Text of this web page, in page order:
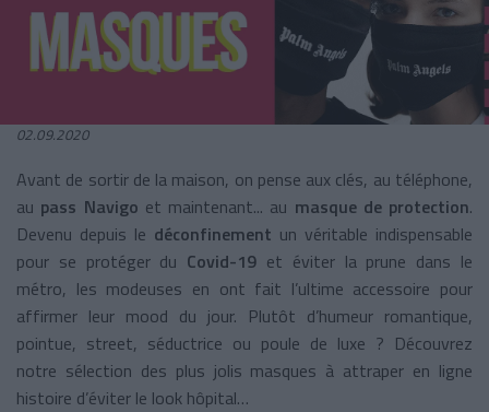
02.09.2020
Avant de sortir de la maison, on pense aux clés, au téléphone,
au pass Navigo et maintenant... au masque de protection.
Devenu depuis le déconfinement un véritable indispensable
pour se protéger du Covid-19 et éviter la prune dans le
métro, les modeuses en ont fait l’ultime accessoire pour
affirmer leur mood du jour. Plutôt d’humeur romantique,
pointue, street, séductrice ou poule de luxe ? Découvrez
notre sélection des plus jolis masques à attraper en ligne
histoire d’éviter le look hôpital…